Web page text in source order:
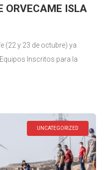
ORVECAME ISLA
(22 y 23 de octubre) ya
Inscritos para la
UNCATEGORIZED